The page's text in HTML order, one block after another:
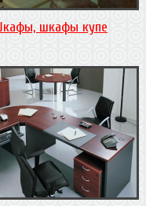
шкафы купе